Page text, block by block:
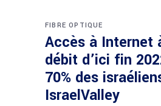
FIBRE OPTIQUE
Accès à Internet
débit d’ici fin
70% des
IsraelValley